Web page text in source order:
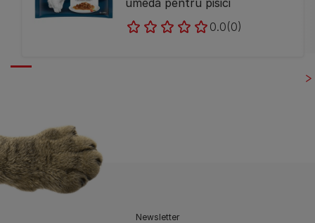
umedă pentru pisici
0.0(0)
Newsletter